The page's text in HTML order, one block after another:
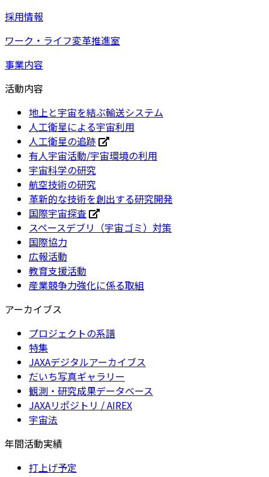
採用情報
ワーク・ライフ変革推進室
事業内容
活動内容
地上と宇宙を結ぶ輸送システム
人工衛星による宇宙利用
人工衛星の追跡
有人宇宙活動/宇宙環境の利用
宇宙科学の研究
航空技術の研究
革新的な技術を創出する研究開発
国際宇宙探査
スペースデブリ（宇宙ゴミ）対策
国際協力
広報活動
教育支援活動
産業競争力強化に係る取組
アーカイブス
プロジェクトの系譜
特集
JAXAデジタルアーカイブス
だいち写真ギャラリー
観測・研究成果データベース
JAXAリポジトリ / AIREX
宇宙法
年間活動実績
打上げ予定